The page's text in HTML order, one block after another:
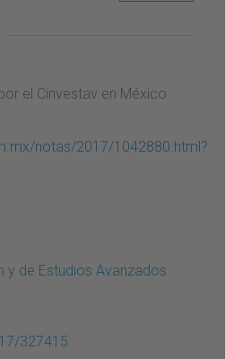
el Cinvestav en México
notas/2017/1042880.html?
y de Estudios Avanzados
327415